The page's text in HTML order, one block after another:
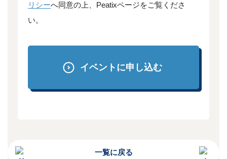
リシーへ同意の上、Peatixページをご覧くださ
い。
イベントに申し込む
一覧に戻る